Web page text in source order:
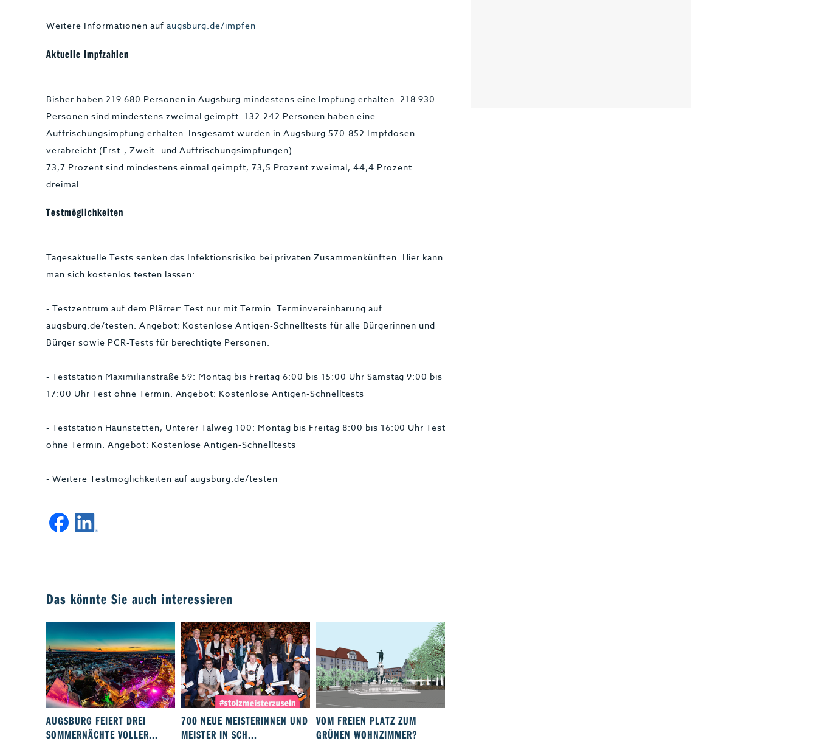
Weitere Informationen auf augsburg.de/impfen
Aktuelle Impfzahlen
Bisher haben 219.680 Personen in Augsburg mindestens eine Impfung erhalten. 218.930
Personen sind mindestens zweimal geimpft. 132.242 Personen haben eine
Auffrischungsimpfung erhalten. Insgesamt wurden in Augsburg 570.852 Impfdosen
verabreicht (Erst-, Zweit- und Auffrischungsimpfungen).
73,7 Prozent sind mindestens einmal geimpft, 73,5 Prozent zweimal, 44,4 Prozent
dreimal.
Testmöglichkeiten
Tagesaktuelle Tests senken das Infektionsrisiko bei privaten Zusammenkünften. Hier kann
man sich kostenlos testen lassen:
- Testzentrum auf dem Plärrer: Test nur mit Termin. Terminvereinbarung auf
augsburg.de/testen. Angebot: Kostenlose Antigen-Schnelltests für alle Bürgerinnen und
Bürger sowie PCR-Tests für berechtigte Personen.
- Teststation Maximilianstraße 59: Montag bis Freitag 6:00 bis 15:00 Uhr Samstag 9:00 bis
17:00 Uhr Test ohne Termin. Angebot: Kostenlose Antigen-Schnelltests
- Teststation Haunstetten, Unterer Talweg 100: Montag bis Freitag 8:00 bis 16:00 Uhr Test
ohne Termin. Angebot: Kostenlose Antigen-Schnelltests
- Weitere Testmöglichkeiten auf augsburg.de/testen
Das könnte Sie auch interessieren
AUGSBURG FEIERT DREI
SOMMERNÄCHTE VOLLER...
700 NEUE MEISTERINNEN UND
MEISTER IN SCH...
VOM FREIEN PLATZ ZUM
GRÜNEN WOHNZIMMER?